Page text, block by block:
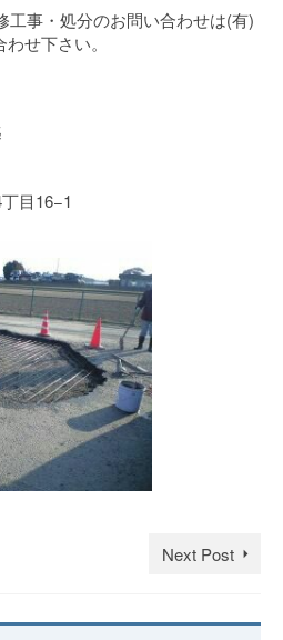
工事・処分のお問い合わせは(有)
せ下さい。
目16−1
Next Post